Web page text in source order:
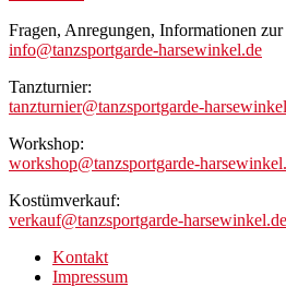
Fragen, Anregungen, Informationen zur
info@tanzsportgarde-harsewinkel.de
Tanzturnier:
tanzturnier@tanzsportgarde-
Workshop:
workshop@tanzsportgarde-
Kostümverkauf:
verkauf@tanzsportgarde-harsewinkel.de
Kontakt
Impressum